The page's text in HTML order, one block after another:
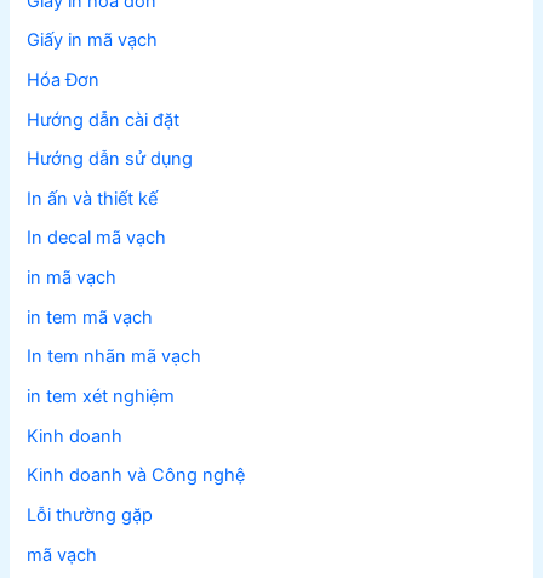
Giấy in mã vạch
Hóa Đơn
Hướng dẫn cài đặt
Hướng dẫn sử dụng
In ấn và thiết kế
In decal mã vạch
in mã vạch
in tem mã vạch
In tem nhãn mã vạch
in tem xét nghiệm
Kinh doanh
Kinh doanh và Công nghệ
Lỗi thường gặp
mã vạch